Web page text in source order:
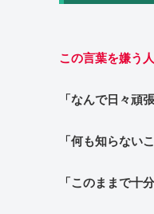
この言葉を嫌う
「なんで日々頑
「何も知らない
「このままで十